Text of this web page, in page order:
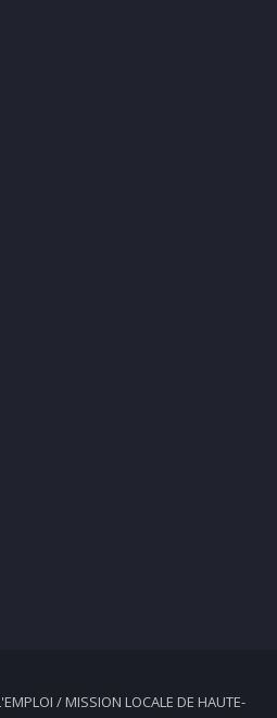
/ MISSION LOCALE DE HAUTE-